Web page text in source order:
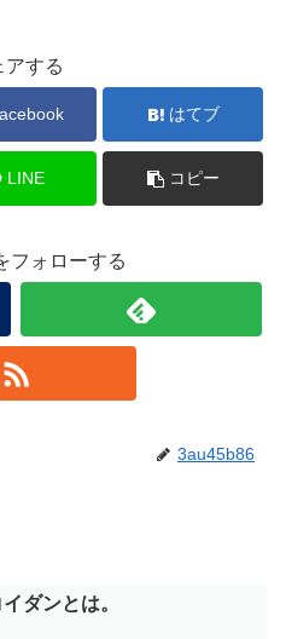
アする
はてブ
LINE コピー
フォローする
3au45b86
ダンとは。